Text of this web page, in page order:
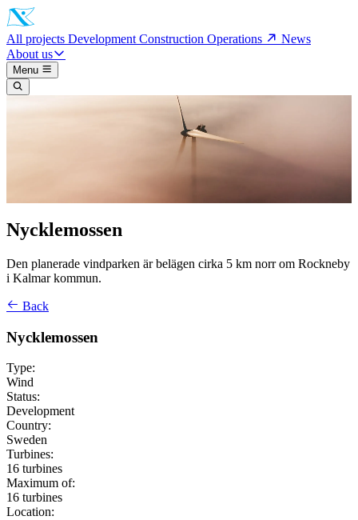
All projects Development Construction Operations
News
About us
Menu
Nycklemossen
Den planerade vindparken är belägen cirka 5 km norr om Rockneby
i Kalmar kommun.
Back
Nycklemossen
Type:
Wind
Status:
Development
Country:
Sweden
Turbines:
16 turbines
Maximum of:
16 turbines
Location: